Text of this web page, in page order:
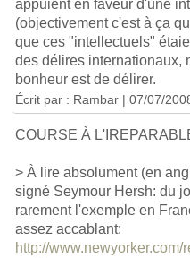
appuient en faveur d'une
(objectivement c'est à ça
que ces "intellectuels"
des délires internationaux,
bonheur est de délirer.
Écrit par : Rambar | 07/07/
COURSE À
> À lire absolument (en
signé Seymour Hersh: du
rarement l'exemple en
assez accablant:
http://